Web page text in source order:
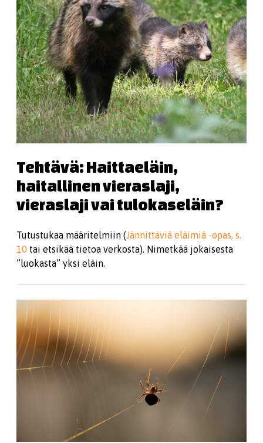
Tehtävä: Haittaeläin,
haitallinen vieraslaji,
vieraslaji vai tulokaseläin?
Tutustukaa määritelmiin (Jännittäviä eläimiä -opas, s.
10 tai etsikää tietoa verkosta). Nimetkää jokaisesta
”luokasta” yksi eläin.